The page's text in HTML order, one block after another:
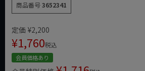
商品番号3652341
定価 ¥2,200
¥1,760税込
会員価格あり